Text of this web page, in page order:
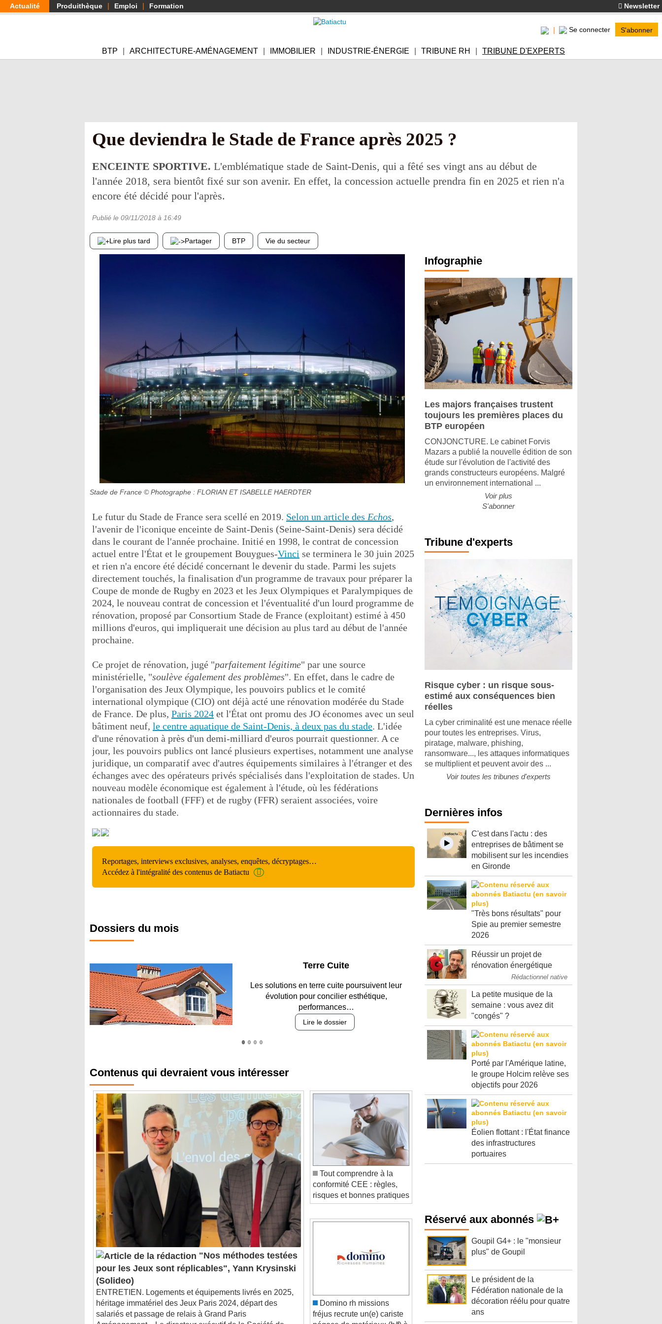
Aller
au
Actualité Produithèque Emploi Formation Newsletter
Se connecter S'abonner
BTP ARCHITECTURE-AMÉNAGEMENT IMMOBILIER INDUSTRIE-ÉNERGIE TRIBUNE RH TRIBUNE D'EXPERTS
Que deviendra le Stade de France après 2025 ?
ENCEINTE SPORTIVE. L'emblématique stade de Saint-Denis, qui a fêté ses vingt ans au début de
l'année 2018, sera bientôt fixé sur son avenir. En effet, la concession actuelle prendra fin en 2025 et rien n'a
encore été décidé pour l'après.
Publié le 09/11/2018 à 16:49
Lire plus tard Partager BTP Vie du secteur
Stade de France © Photographe : FLORIAN ET ISABELLE HAERDTER
Le futur du Stade de France sera scellé en 2019. Selon un article des Echos,
l'avenir de l'iconique enceinte de Saint-Denis (Seine-Saint-Denis) sera décidé
dans le courant de l'année prochaine. Initié en 1998, le contrat de concession
actuel entre l'État et le groupement Bouygues-Vinci se terminera le 30 juin 2025
et rien n'a encore été décidé concernant le devenir du stade. Parmi les sujets
directement touchés, la finalisation d'un programme de travaux pour préparer la
Coupe de monde de Rugby en 2023 et les Jeux Olympiques et Paralympiques de
2024, le nouveau contrat de concession et l'éventualité d'un lourd programme de
rénovation, proposé par Consortium Stade de France (exploitant) estimé à 450
millions d'euros, qui impliquerait une décision au plus tard au début de l'année
prochaine.
Ce projet de rénovation, jugé "parfaitement légitime" par une source
ministérielle, "soulève également des problèmes". En effet, dans le cadre de
l'organisation des Jeux Olympique, les pouvoirs publics et le comité
international olympique (CIO) ont déjà acté une rénovation modérée du Stade
de France. De plus, Paris 2024 et l'État ont promu des JO économes avec un seul
bâtiment neuf, le centre aquatique de Saint-Denis, à deux pas du stade. L'idée
d'une rénovation à près d'un demi-milliard d'euros pourrait questionner. A ce
jour, les pouvoirs publics ont lancé plusieurs expertises, notamment une analyse
juridique, un comparatif avec d'autres équipements similaires à l'étranger et des
échanges avec des opérateurs privés spécialisés dans l'exploitation de stades. Un
nouveau modèle économique est également à l'étude, où les fédérations
nationales de football (FFF) et de rugby (FFR) seraient associées, voire
actionnaires du stade.
Reportages, interviews exclusives, analyses, enquêtes, décryptages…
Accédez à l'intégralité des contenus de Batiactu
Dossiers du mois
Parking et garages
Entre circulation, sécurisation des accès, durabilité
des revêtements et intégration…
Lire le dossier
"Nos méthodes testées
pour les Jeux sont réplicables", Yann Krysinski
(Solideo)
ENTRETIEN. Logements et équipements livrés en 2025,
héritage immatériel des Jeux Paris 2024, départ des
salariés et passage de relais à Grand Paris
Aménagement... Le directeur exécutif de la Société de
Tout comprendre à la
conformité CEE : règles,
risques et bonnes pratiques
fréjus recrute un(e) cariste
négoce de matériaux (h/f) à
Infographie
Les majors françaises trustent
toujours les premières places du
BTP européen
CONJONCTURE. Le cabinet Forvis
Mazars a publié la nouvelle édition de son
étude sur l'évolution de l'activité des
grands constructeurs européens. Malgré
un environnement international ...
Voir plus
S'abonner
Tribune d'experts
Risque cyber : un risque sous-
estimé aux conséquences bien
réelles
La cyber criminalité est une menace réelle
pour toutes les entreprises. Virus,
piratage, malware, phishing,
ransomware..., les attaques informatiques
se multiplient et peuvent avoir des ...
Voir toutes les tribunes d'experts
Dernières infos
C'est dans l'actu : des
entreprises de bâtiment se
mobilisent sur les incendies
en Gironde
"Très bons résultats" pour
Spie au premier semestre
2026
Réussir un projet de
rénovation énergétique
Rédactionnel native
La petite musique de la
semaine : vous avez dit
"congés" ?
Porté par l'Amérique latine,
le groupe Holcim relève ses
objectifs pour 2026
Éolien flottant : l'État finance
des infrastructures
portuaires
Réservé aux abonnés
Goupil G4+ : le "monsieur
plus" de Goupil
Le président de la
Fédération nationale de la
décoration réélu pour quatre
ans